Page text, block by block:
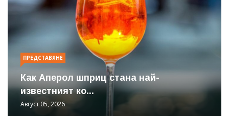
ПРЕДСТАВЯНЕ
Как Аперол шприц стана най-
известният ко...
Август 05, 2026